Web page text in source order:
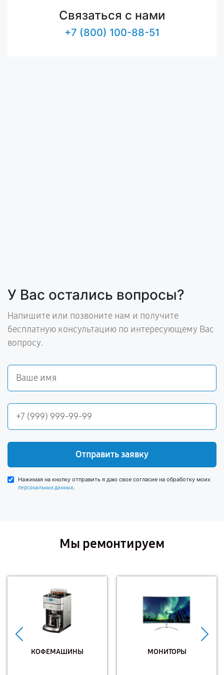
Связаться с нами
+7 (800) 100-88-51
У Вас остались вопросы?
Напишите или позвоните нам и получите
бесплатную консультацию по интересующему Вас
вопросу.
Отправить заявку
Нажимая на кнопку отправить я даю свое согласие на обработку моих
персональных данных.
Мы ремонтируем
КОФЕМАШИНЫ МОНИТОРЫ